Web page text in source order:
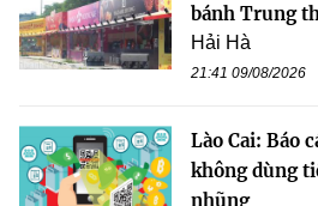
bánh Trung
Hải Hà
21:41 09/08/2026
Lào Cai: Báo
không dùng
nhũng